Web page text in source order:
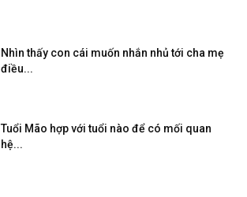
Nhìn thấy con cái muốn nhắn nhủ tới cha mẹ
điều...
Tuổi Mão hợp với tuổi nào để có mối quan
hệ...